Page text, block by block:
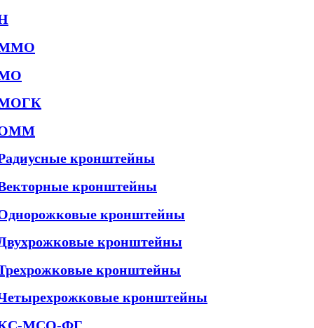
кронштейны
кронштейны
кронштейны
кронштейны
кронштейны
кронштейны